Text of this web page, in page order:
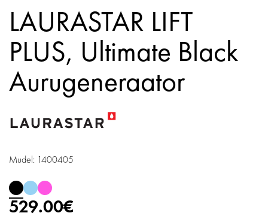
LAURASTAR LIFT
PLUS, Ultimate Black
Aurugeneraator
Mudel: 1400405
529.00€